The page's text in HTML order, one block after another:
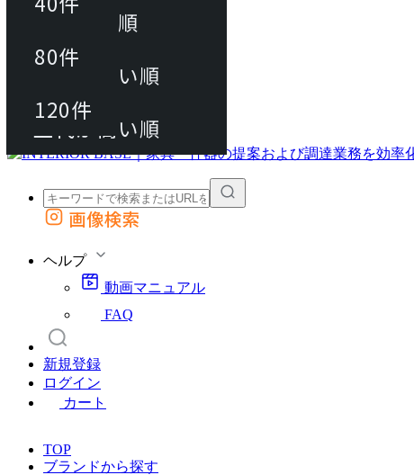
動画マニュアル
FAQ
カート
外部サイトの商品をカートに追加
画像検索
ヘルプ
動画マニュアル
FAQ
新規登録
ログイン
カート
TOP
ブランドから探す
80件
120件
おすすめ順
上代が安い順
上代が高い順
80件
120件